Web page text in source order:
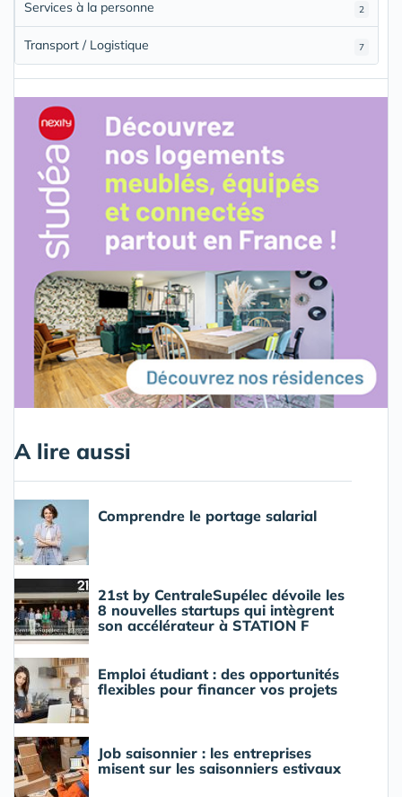
2
Services à la personne
7
Transport / Logistique
A lire aussi
Comprendre le portage salarial
21st by CentraleSupélec dévoile les
8 nouvelles startups qui intègrent
son accélérateur à STATION F
Emploi étudiant : des opportunités
flexibles pour financer vos projets
Job saisonnier : les entreprises
misent sur les saisonniers estivaux